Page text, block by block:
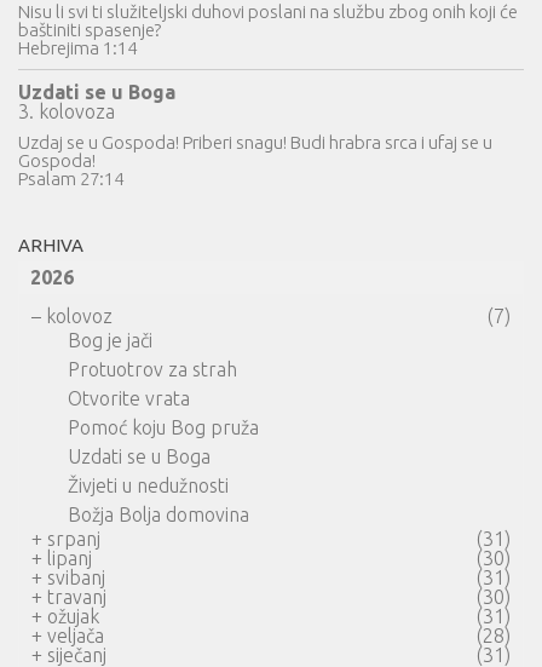
Nisu li svi ti služiteljski duhovi poslani na službu zbog onih koji će
baštiniti spasenje?
Hebrejima 1:14
Uzdati se u Boga
3. kolovoza
Uzdaj se u Gospoda! Priberi snagu! Budi hrabra srca i ufaj se u
Gospoda!
Psalam 27:14
ARHIVA
2026
– kolovoz
(7)
Bog je jači
Protuotrov za strah
Otvorite vrata
Pomoć koju Bog pruža
Uzdati se u Boga
Živjeti u nedužnosti
Božja Bolja domovina
+ srpanj
(31)
+ lipanj
(30)
+ svibanj
(31)
+ travanj
(30)
+ ožujak
(31)
+ veljača
(28)
+ siječanj
(31)